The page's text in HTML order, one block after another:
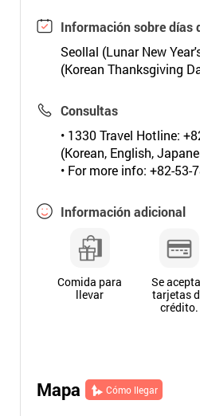
Información sobre días
Seollal (Lunar New
(Korean Thanksgiving
Consultas
• 1330 Travel Hotline:
(Korean, English,
• For more info: +82-53-
Información adicional
Comida para
llevar
Se
tarjetas
crédito.
Mapa Cómo llegar